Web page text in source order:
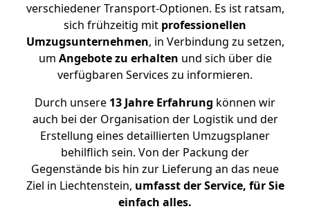
verschiedener Transport-Optionen. Es ist ratsam,
sich frühzeitig mit professionellen
Umzugsunternehmen, in Verbindung zu setzen,
um Angebote zu erhalten und sich über die
verfügbaren Services zu informieren.
Durch unsere 13 Jahre Erfahrung können wir
auch bei der Organisation der Logistik und der
Erstellung eines detaillierten Umzugsplaner
behilflich sein. Von der Packung der
Gegenstände bis hin zur Lieferung an das neue
Ziel in Liechtenstein, umfasst der Service, für Sie
einfach alles.